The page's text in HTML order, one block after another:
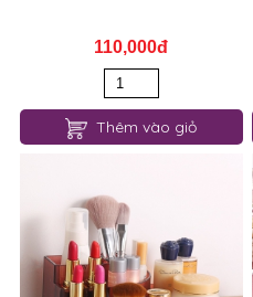
110,000đ
Thêm vào giỏ